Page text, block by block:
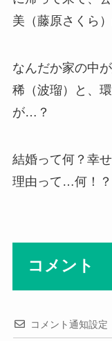
美（藤原さくら
なんだか家の中
稀（波瑠）と、
が…？
結婚って何？幸
理由って…何！？
コメント
コメント通知設定